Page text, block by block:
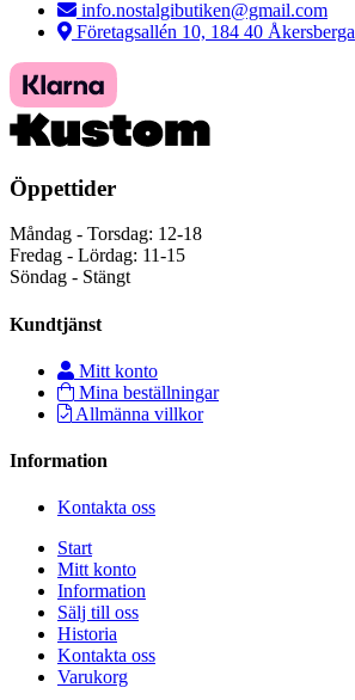
info.nostalgibutiken@gmail.com
Företagsallén 10, 184 40 Åkersberga
Öppettider
Måndag - Torsdag: 12-18
Fredag - Lördag: 11-15
Söndag - Stängt
Kundtjänst
Mitt konto
Mina beställningar
Allmänna villkor
Information
Kontakta oss
Start
Mitt konto
Information
Sälj till oss
Historia
Kontakta oss
Varukorg